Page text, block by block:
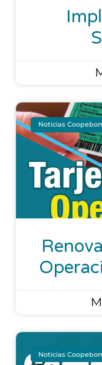
Noticias
Noticias